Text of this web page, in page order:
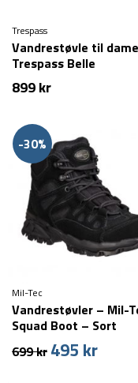
Trespass
Vandrestøvle til
Trespass Belle
899kr
-30%
Mil-Tec
Vandrestøvler – Mil-
Squad Boot – Sort
699kr Den
495 krDen